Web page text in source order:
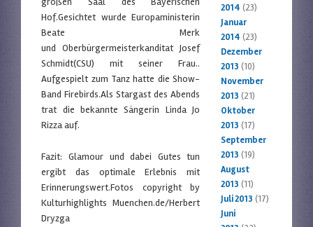
Hof.Gesichtet wurde Europaministerin
Beate Merk
und Oberbürgermeisterkanditat Josef
Schmidt(CSU) mit seiner Frau..
Aufgespielt zum Tanz hatte die Show-
Band Firebirds.Als Stargast des Abends
trat die bekannte Sängerin Linda Jo
Rizza auf.
Fazit: Glamour und dabei Gutes tun
ergibt das optimale Erlebnis mit
Erinnerungswert.Fotos copyright by
Kulturhighlights Muenchen.de/Herbert
Dryzga
2014 (23)
Januar
2014 (23)
Dezember
2013 (10)
November
2013 (21)
Oktober
2013 (17)
September
2013 (19)
August
2013 (11)
Juli 2013 (17)
Juni